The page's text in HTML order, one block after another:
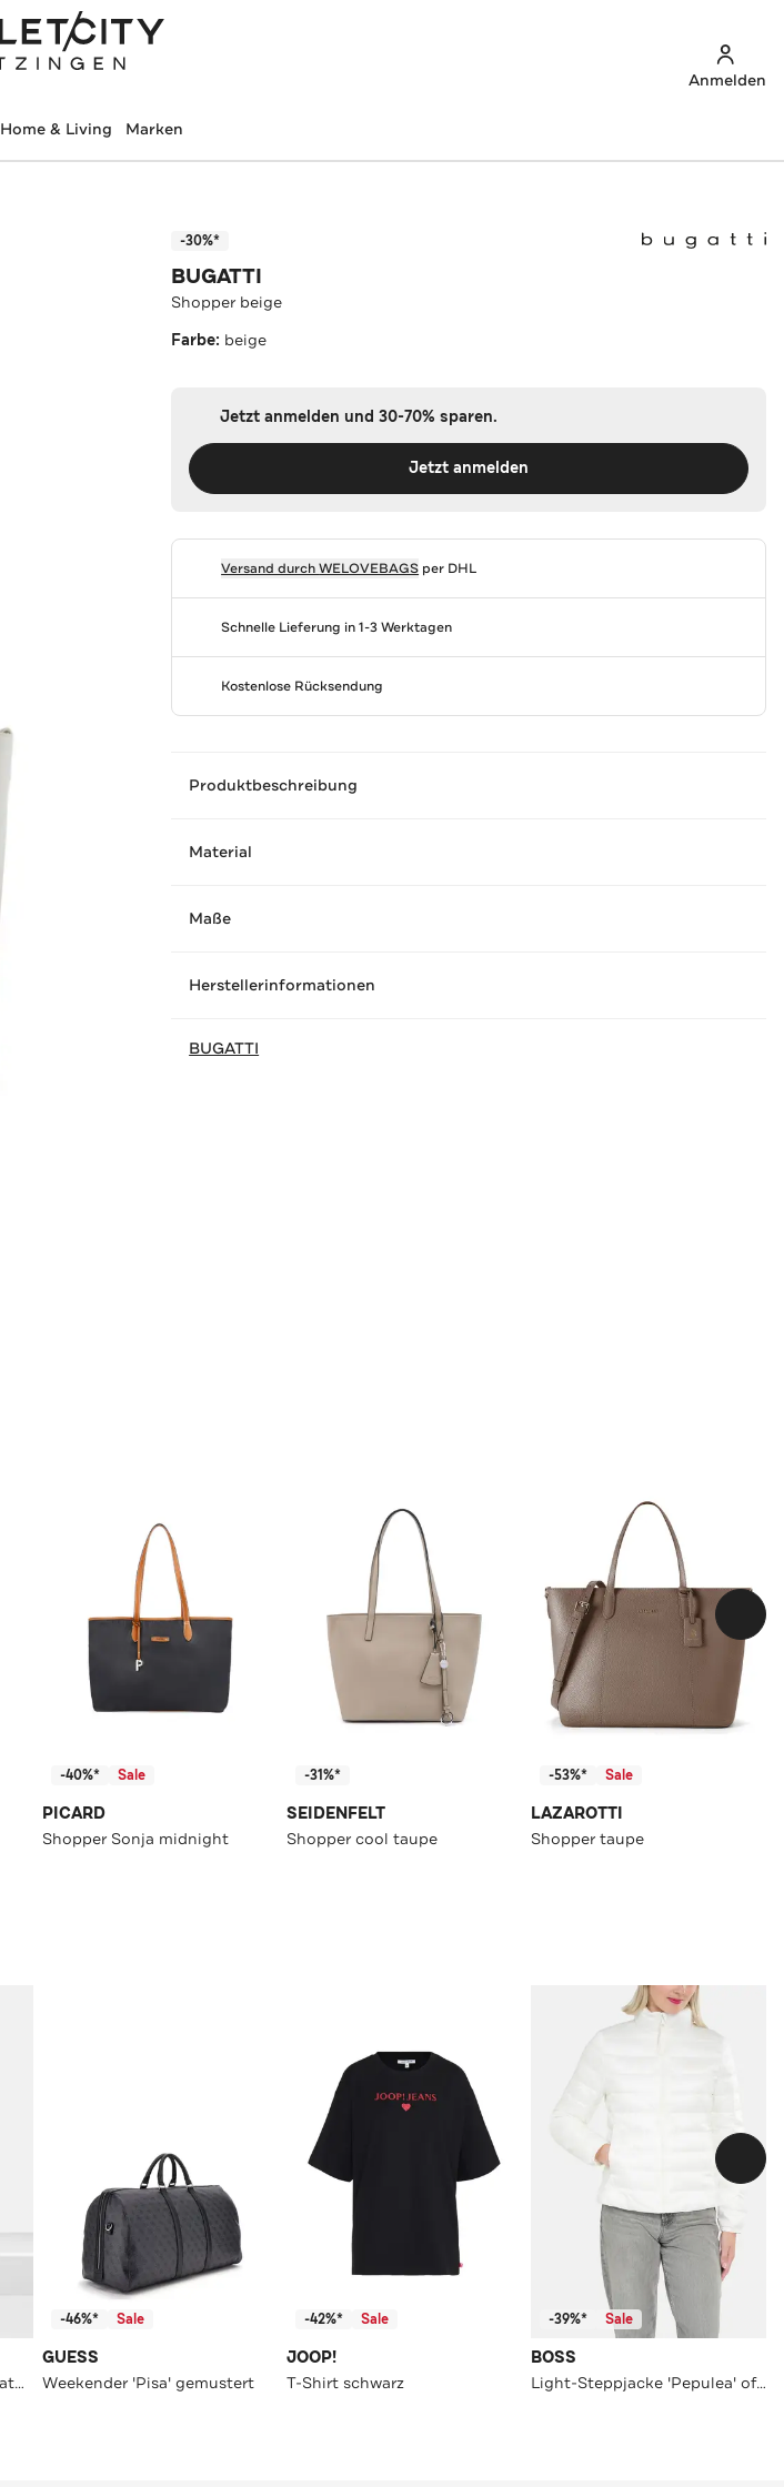
Anmelden
Home & Living Marken
-30%*
BUGATTI
Shopper beige
Farbe: beige
Jetzt anmelden und 30-70% sparen.
Jetzt anmelden
Versand durchWELOVEBAGS per DHL
Schnelle Lieferung in 1-3 Werktagen
Kostenlose Rücksendung
Produktbeschreibung
Material
Maße
Herstellerinformationen
BUGATTI
-40%* Sale
PICARD
Shopper Sonja midnight
-31%*
SEIDENFELT
Shopper cool taupe
-53%* Sale
LAZAROTTI
Shopper taupe
Schultertasche 'Maxon Heather' creme
-46%* Sale
GUESS
Weekender 'Pisa' gemustert
-42%* Sale
JOOP!
T-Shirt schwarz
-39%* Sale
BOSS
Light-Steppjacke 'Pepulea' offwhite